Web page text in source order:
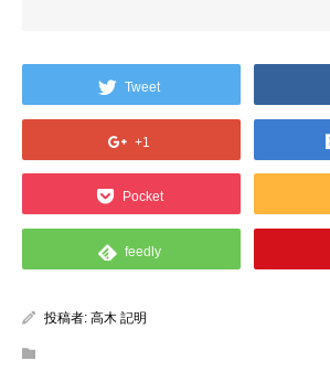
Tweet
+1
Pocket
feedly
投稿者: 高木 記明